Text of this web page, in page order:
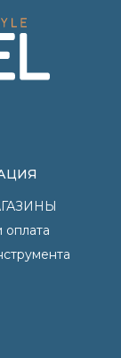
оплата